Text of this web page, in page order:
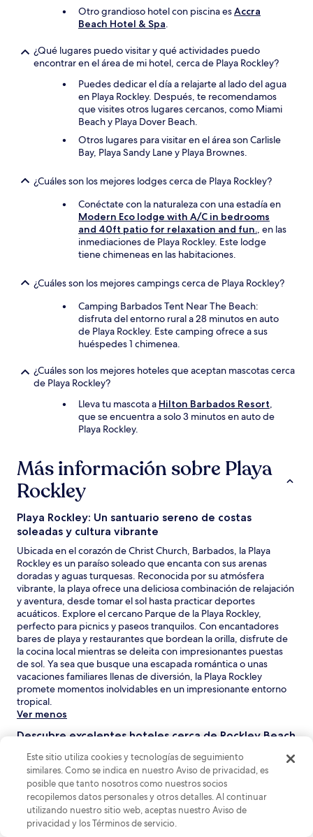
Otro grandioso hotel con piscina esAccra
Beach Hotel & Spa.
¿Qué lugares puedo visitar y qué actividades puedo
encontrar en el área de mi hotel, cerca de Playa Rockley?
Puedes dedicar el día a relajarte al lado del agua
en Playa Rockley. Después, te recomendamos
que visites otros lugares cercanos, como Miami
Beach y Playa Dover Beach.
Otros lugares para visitar en el área son Carlisle
Bay, Playa Sandy Lane y Playa Brownes.
¿Cuáles son los mejores lodges cerca de Playa Rockley?
Conéctate con la naturaleza con una estadía en
Modern Eco lodge with A/C in bedrooms
and 40ft patio for relaxation and fun., en las
inmediaciones de Playa Rockley. Este lodge
tiene chimeneas en las habitaciones.
¿Cuáles son los mejores campings cerca de Playa Rockley?
Camping Barbados Tent Near The Beach:
disfruta del entorno rural a 28 minutos en auto
de Playa Rockley. Este camping ofrece a sus
huéspedes 1 chimenea.
¿Cuáles son los mejores hoteles que aceptan mascotas cerca
de Playa Rockley?
Lleva tu mascota a Hilton Barbados Resort,
que se encuentra a solo 3 minutos en auto de
Playa Rockley.
Más información sobre Playa
Rockley
Playa Rockley: Un santuario sereno de costas
soleadas y cultura vibrante
Ubicada en el corazón de Christ Church, Barbados, la Playa
Rockley es un paraíso soleado que encanta con sus arenas
doradas y aguas turquesas. Reconocida por su atmósfera
vibrante, la playa ofrece una deliciosa combinación de relajación
y aventura, desde tomar el sol hasta practicar deportes
acuáticos. Explore el cercano Parque de la Playa Rockley,
perfecto para picnics y paseos tranquilos. Con encantadores
bares de playa y restaurantes que bordean la orilla, disfrute de
la cocina local mientras se deleita con impresionantes puestas
de sol. Ya sea que busque una escapada romántica o unas
vacaciones familiares llenas de diversión, la Playa Rockley
promete momentos inolvidables en un impresionante entorno
tropical.
Ver menos
Descubre excelentes hoteles cerca de Rockley Beach
Rockley Beach ofrece una variedad de opciones de alojamiento,
desde hoteles boutique con servicio personalizado hasta resorts
más grandes con vistas al mar y acceso a la playa. Los visitantes
pueden disfrutar de estancias cómodas, una vibrante
gastronomía local y fácil acceso a la impresionante costa, lo que
lo convierte en una base ideal para explorar Barbados. Aquí
tienes algunos de los hoteles más populares entre nuestros
Este sitio utiliza cookies y tecnologías de seguimiento
similares. Como se indica en nuestro Aviso de privacidad, es
posible que tanto nosotros como nuestros socios
recopilemos datos personales y otros detalles. Al continuar
utilizando nuestro sitio web, aceptas nuestro Aviso de
privacidad y los Términos de servicio.